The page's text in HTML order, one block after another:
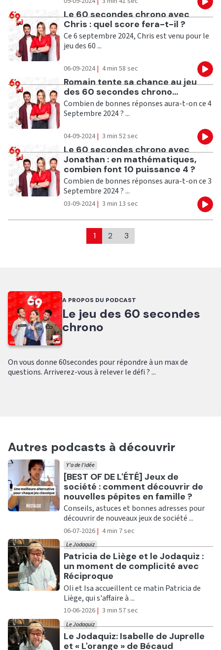
Ecouter
Le 60 secondes chrono avec
Chris : quel score fera-t-il ?
Ce 6 septembre 2024, Chris est venu pour le
jeu des 60 ...
06-09-2024 | 4 min 58 sec
Ecouter
Romain tente sa chance au jeu
des 60 secondes chrono...
Combien de bonnes réponses aura-t-on ce 4
Septembre 2024 ? ...
04-09-2024 | 3 min 52 sec
Ecouter
Le 60 secondes chrono avec
Jonathan : en mathématiques,
combien font 10 puissance 4 ?
Combien de bonnes réponses aura-t-on ce 3
Septembre 2024 ? ...
03-09-2024 | 3 min 13 sec
1 2 3
A PROPOS DU PODCAST
Le jeu des 60 secondes
chrono
On vous donne 60secondes pour répondre à un max de
questions. Arriverez-vous à relever le défi ? ...
Autres podcasts à découvrir
Ecouter
[BEST OF DE L'ÉTÉ] Jeux de
société : comment découvrir de
nouvelles pépites en famille ?
Y'a de l'idée
Conseils, astuces et bonnes adresses pour
découvrir de nouveaux jeux de société ...
06-07-2026 | 4 min 7 sec
Ecouter
Patricia de Liège et le Jodaquiz :
un moment de complicité avec
Réciproque
Le Jodaquiz
Oli et Isa accueillent ce matin Patricia de
Liège, qui s'affaire à ...
10-06-2026 | 3 min 57 sec
Ecouter
Le Jodaquiz: Isabelle de Juprelle
et « L'orange » de Bécaud
Le Jodaquiz